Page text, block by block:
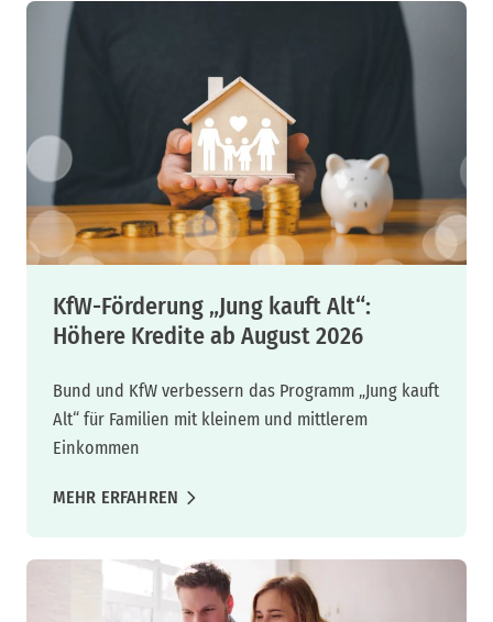
KfW-Förderung „Jung kauft Alt“:
Höhere Kredite ab August 2026
Bund und KfW verbessern das Programm „Jung kauft
Alt“ für Familien mit kleinem und mittlerem
Einkommen
MEHR ERFAHREN